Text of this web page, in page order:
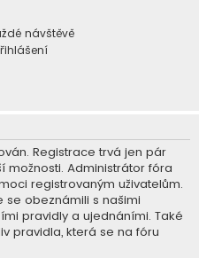
návštěvě
Registrace trvá jen pár
Administrátor fóra
registrovaným uživatelům.
se obeznámili s našimi
pravidly a ujednáními. Také
pravidla, která se na fóru